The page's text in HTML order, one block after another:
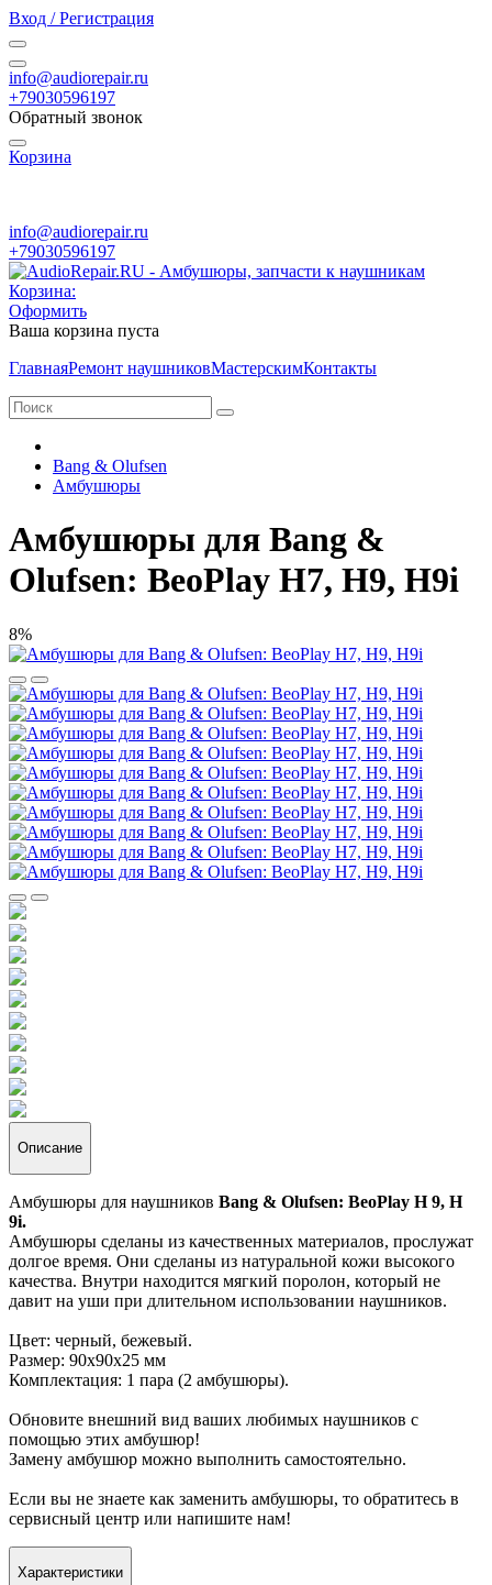
Вход / Регистрация
info@audiorepair.ru
+79030596197
Обратный звонок
Корзина
info@audiorepair.ru
+79030596197
Корзина:
Оформить
Ваша корзина пуста
ГлавнаяРемонт наушниковМастерскимКонтакты
Bang & Olufsen
Амбушюры
Амбушюры для Bang &
Olufsen: BeoPlay H7, H9, H9i
8%
Описание
Амбушюры для наушников Bang & Olufsen: BeoPlay H 9, H
9i.
Амбушюры сделаны из качественных материалов, прослужат
долгое время. Они сделаны из натуральной кожи высокого
качества. Внутри находится мягкий поролон, который не
давит на уши при длительном использовании наушников.
Цвет: черный, бежевый.
Размер: 90х90х25 мм
Комплектация: 1 пара (2 амбушюры).
Обновите внешний вид ваших любимых наушников с
помощью этих амбушюр!
Замену амбушюр можно выполнить самостоятельно.
Если вы не знаете как заменить амбушюры, то обратитесь в
сервисный центр или напишите нам!
Характеристики